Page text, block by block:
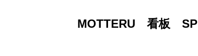
MOTTERU 看板 SP